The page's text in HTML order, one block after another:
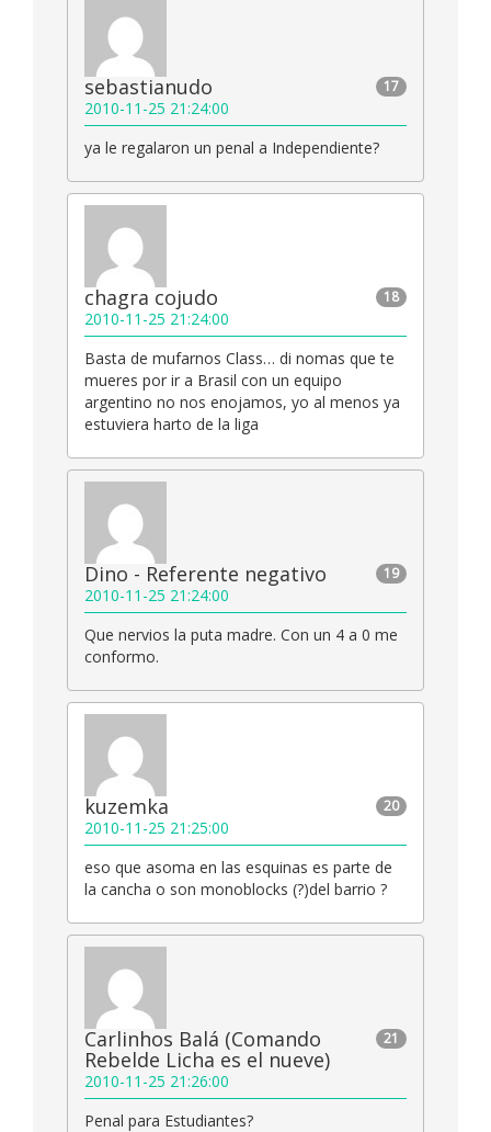
17
sebastianudo
2010-11-25 21:24:00
ya le regalaron un penal a Independiente?
18
chagra cojudo
2010-11-25 21:24:00
Basta de mufarnos Class… di nomas que te
mueres por ir a Brasil con un equipo
argentino no nos enojamos, yo al menos ya
estuviera harto de la liga
19
Dino - Referente negativo
2010-11-25 21:24:00
Que nervios la puta madre. Con un 4 a 0 me
conformo.
20
kuzemka
2010-11-25 21:25:00
eso que asoma en las esquinas es parte de
la cancha o son monoblocks (?)del barrio ?
21
Carlinhos Balá (Comando
Rebelde Licha es el nueve)
2010-11-25 21:26:00
Penal para Estudiantes?